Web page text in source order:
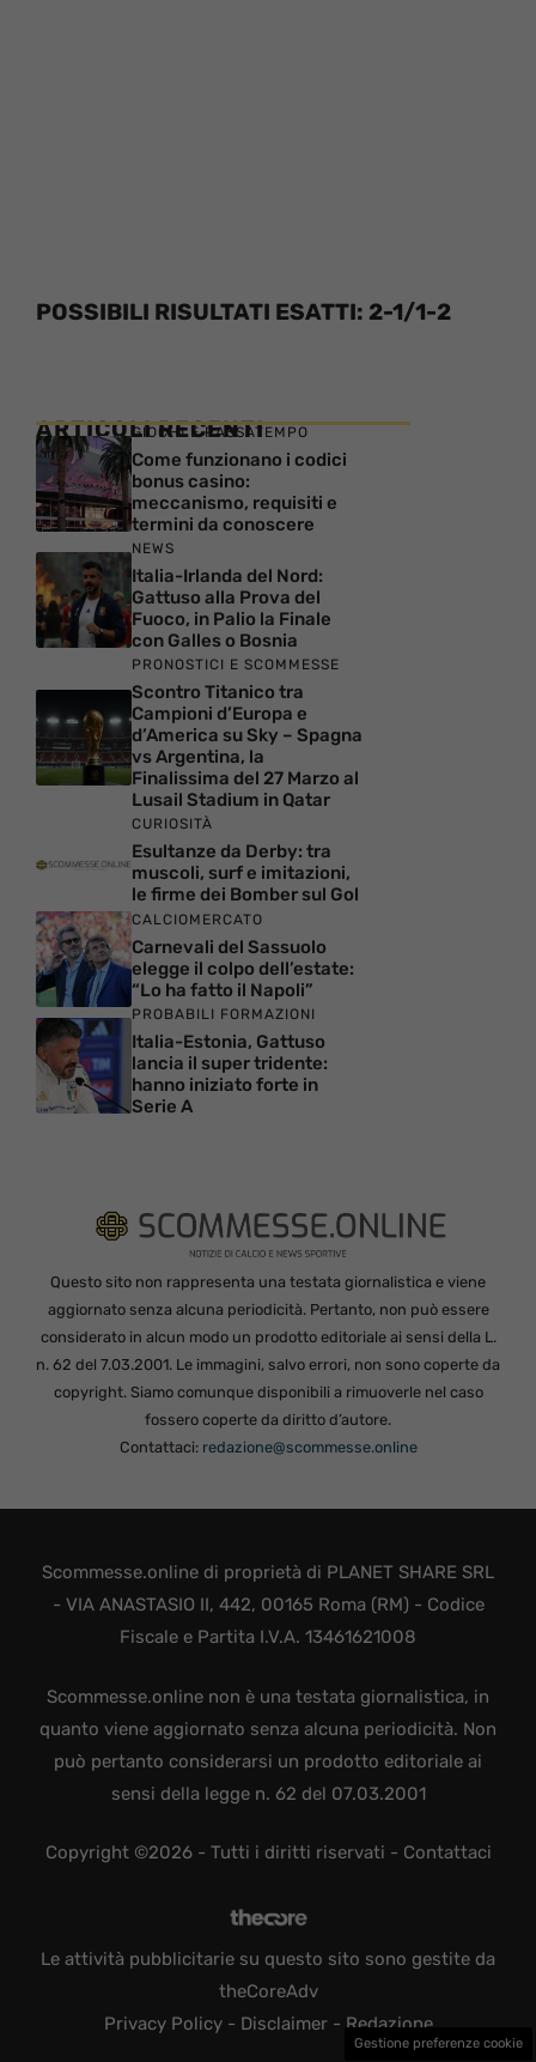
POSSIBILI RISULTATI ESATTI: 2-1/1-2
ARTICOLI RECENTI
GIOCHI E PASSATEMPO
Come funzionano i codici
bonus casino:
meccanismo, requisiti e
termini da conoscere
NEWS
Italia-Irlanda del Nord:
Gattuso alla Prova del
Fuoco, in Palio la Finale
con Galles o Bosnia
PRONOSTICI E SCOMMESSE
Scontro Titanico tra
Campioni d’Europa e
d’America su Sky – Spagna
vs Argentina, la
Finalissima del 27 Marzo al
Lusail Stadium in Qatar
CURIOSITÀ
Esultanze da Derby: tra
muscoli, surf e imitazioni,
le firme dei Bomber sul Gol
CALCIOMERCATO
Carnevali del Sassuolo
elegge il colpo dell’estate:
“Lo ha fatto il Napoli”
PROBABILI FORMAZIONI
Italia-Estonia, Gattuso
lancia il super tridente:
hanno iniziato forte in
Serie A
Questo sito non rappresenta una testata giornalistica e viene
aggiornato senza alcuna periodicità. Pertanto, non può essere
considerato in alcun modo un prodotto editoriale ai sensi della L.
n. 62 del 7.03.2001. Le immagini, salvo errori, non sono coperte da
copyright. Siamo comunque disponibili a rimuoverle nel caso
fossero coperte da diritto d’autore.
Contattaci: redazione@scommesse.online
Scommesse.online di proprietà di PLANET SHARE SRL
- VIA ANASTASIO II, 442, 00165 Roma (RM) - Codice
Fiscale e Partita I.V.A. 13461621008
Scommesse.online non è una testata giornalistica, in
quanto viene aggiornato senza alcuna periodicità. Non
può pertanto considerarsi un prodotto editoriale ai
sensi della legge n. 62 del 07.03.2001
Copyright ©2026 - Tutti i diritti riservati - Contattaci
Le attività pubblicitarie su questo sito sono gestite da
theCoreAdv
Privacy Policy- Disclaimer- Redazione
Gestione preferenze cookie